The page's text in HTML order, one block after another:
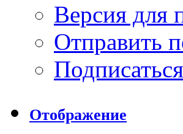
Версия для
Отправить
Отображение